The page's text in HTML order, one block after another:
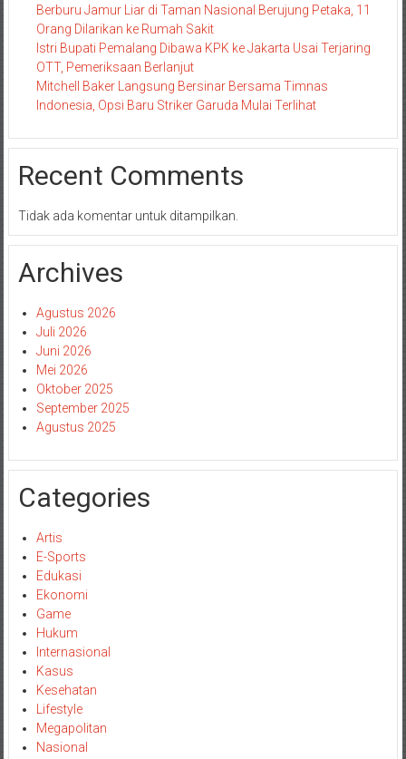
Berburu Jamur Liar di Taman Nasional Berujung Petaka, 11
Orang Dilarikan ke Rumah Sakit
Istri Bupati Pemalang Dibawa KPK ke Jakarta Usai Terjaring
OTT, Pemeriksaan Berlanjut
Mitchell Baker Langsung Bersinar Bersama Timnas
Indonesia, Opsi Baru Striker Garuda Mulai Terlihat
Recent Comments
Tidak ada komentar untuk ditampilkan.
Archives
Agustus 2026
Juli 2026
Juni 2026
Mei 2026
Oktober 2025
September 2025
Agustus 2025
Categories
Artis
E-Sports
Edukasi
Ekonomi
Game
Hukum
Internasional
Kasus
Kesehatan
Lifestyle
Megapolitan
Nasional